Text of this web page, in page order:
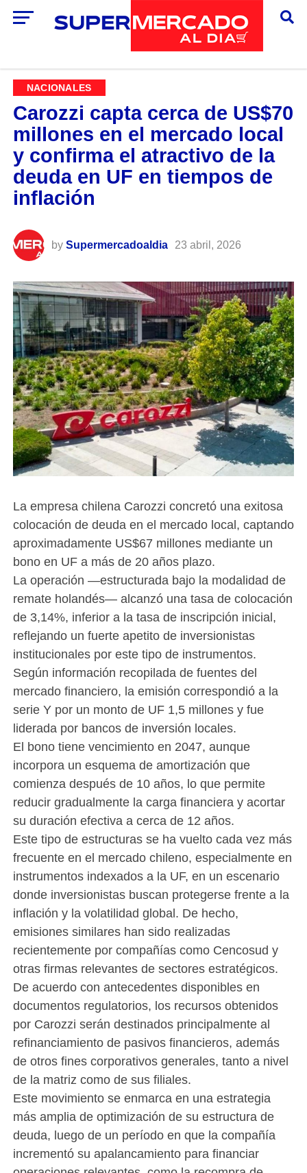
NACIONALES
Carozzi capta cerca de US$70
millones en el mercado local
y confirma el atractivo de la
deuda en UF en tiempos de
inflación
by Supermercadoaldia 23 abril, 2026
La empresa chilena Carozzi concretó una exitosa
colocación de deuda en el mercado local, captando
aproximadamente US$67 millones mediante un
bono en UF a más de 20 años plazo.
La operación —estructurada bajo la modalidad de
remate holandés— alcanzó una tasa de colocación
de 3,14%, inferior a la tasa de inscripción inicial,
reflejando un fuerte apetito de inversionistas
institucionales por este tipo de instrumentos.
Según información recopilada de fuentes del
mercado financiero, la emisión correspondió a la
serie Y por un monto de UF 1,5 millones y fue
liderada por bancos de inversión locales.
El bono tiene vencimiento en 2047, aunque
incorpora un esquema de amortización que
comienza después de 10 años, lo que permite
reducir gradualmente la carga financiera y acortar
su duración efectiva a cerca de 12 años.
Este tipo de estructuras se ha vuelto cada vez más
frecuente en el mercado chileno, especialmente en
instrumentos indexados a la UF, en un escenario
donde inversionistas buscan protegerse frente a la
inflación y la volatilidad global. De hecho,
emisiones similares han sido realizadas
recientemente por compañías como Cencosud y
otras firmas relevantes de sectores estratégicos.
De acuerdo con antecedentes disponibles en
documentos regulatorios, los recursos obtenidos
por Carozzi serán destinados principalmente al
refinanciamiento de pasivos financieros, además
de otros fines corporativos generales, tanto a nivel
de la matriz como de sus filiales.
Este movimiento se enmarca en una estrategia
más amplia de optimización de su estructura de
deuda, luego de un período en que la compañía
incrementó su apalancamiento para financiar